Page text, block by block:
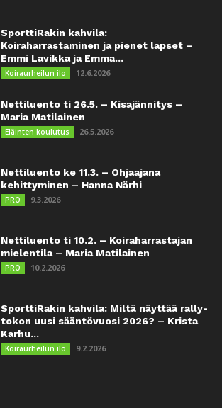
SporttiRakin kahvila:
Koiraharrastaminen ja pienet lapset –
Emmi Lavikka ja Emma...
Koiraurheilun ilo 12.6.2026
Nettiluento ti 26.5. – Kisajännitys –
Maria Matilainen
Eläinten koulutus 26.5.2026
Nettiluento ke 11.3. – Ohjaajana
kehittyminen – Hanna Närhi
PRO 9.3.2026
Nettiluento ti 10.2. – Koiraharrastajan
mielentila – Maria Matilainen
PRO 10.2.2026
SporttiRakin kahvila: Miltä näyttää rally-
tokon uusi sääntövuosi 2026? – Krista
Karhu...
Koiraurheilun ilo 9.2.2026